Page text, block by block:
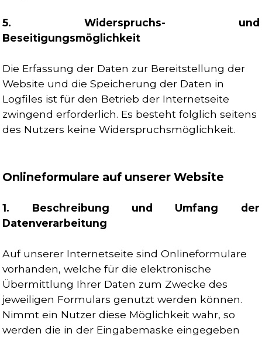
5. Widerspruchs- und
Beseitigungsmöglichkeit
Die Erfassung der Daten zur Bereitstellung der
Website und die Speicherung der Daten in
Logfiles ist für den Betrieb der Internetseite
zwingend erforderlich. Es besteht folglich seitens
des Nutzers keine Widerspruchsmöglichkeit.
Onlineformulare auf unserer Website
1. Beschreibung und Umfang der
Datenverarbeitung
Auf unserer Internetseite sind Onlineformulare
vorhanden, welche für die elektronische
Übermittlung Ihrer Daten zum Zwecke des
jeweiligen Formulars genutzt werden können.
Nimmt ein Nutzer diese Möglichkeit wahr, so
werden die in der Eingabemaske eingegeben